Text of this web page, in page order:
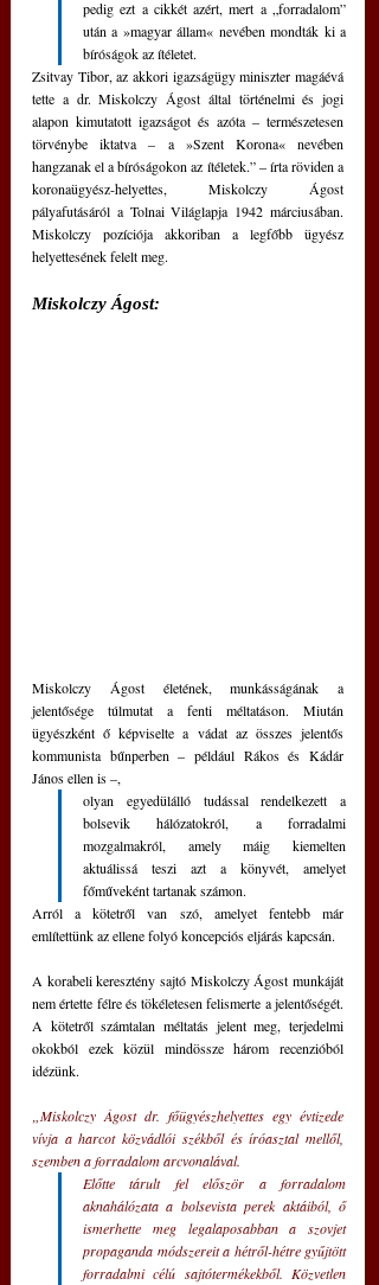
pedig ezt a cikkét azért, mert a „forradalom”
után a »magyar állam« nevében mondták ki a
bíróságok az ítéletet.
Zsitvay Tibor, az akkori igazságügy miniszter magáévá
tette a dr. Miskolczy Ágost által történelmi és jogi
alapon kimutatott igazságot és azóta – természetesen
törvénybe iktatva – a »Szent Korona« nevében
hangzanak el a bíróságokon az ítéletek.” – írta röviden a
koronaügyész-helyettes, Miskolczy Ágost
pályafutásáról a Tolnai Világlapja 1942 márciusában.
Miskolczy pozíciója akkoriban a legfőbb ügyész
helyettesének felelt meg.
Miskolczy Ágost:
Miskolczy Ágost életének, munkásságának a
jelentősége túlmutat a fenti méltatáson. Miután
ügyészként ő képviselte a vádat az összes jelentős
kommunista bűnperben – például Rákos és Kádár
János ellen is –,
olyan egyedülálló tudással rendelkezett a
bolsevik hálózatokról, a forradalmi
mozgalmakról, amely máig kiemelten
aktuálissá teszi azt a könyvét, amelyet
főműveként tartanak számon.
Arról a kötetről van szó, amelyet fentebb már
említettünk az ellene folyó koncepciós eljárás kapcsán.
A korabeli keresztény sajtó Miskolczy Ágost munkáját
nem értette félre és tökéletesen felismerte a jelentőségét.
A kötetről számtalan méltatás jelent meg, terjedelmi
okokból ezek közül mindössze három recenzióból
idézünk.
„Miskolczy Ágost dr. főügyészhelyettes egy évtizede
vívja a harcot közvádlói székből és íróasztal mellől,
szemben a forradalom arcvonalával.
Előtte tárult fel először a forradalom
aknahálózata a bolsevista perek aktáiból, ő
ismerhette meg legalaposabban a szovjet
propaganda módszereit a hétről-hétre gyűjtött
forradalmi célú sajtótermékekből. Közvetlen